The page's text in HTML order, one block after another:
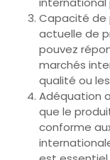
Capacité de
actuelle de
pouvez
marchés
qualité ou
Adéquation
que le
conforme